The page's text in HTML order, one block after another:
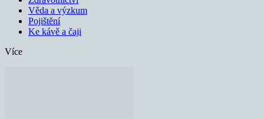
Věda a výzkum
Pojištění
Ke kávě a čaji
Více